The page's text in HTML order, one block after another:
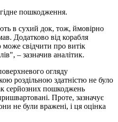
пошкодження.
в сухий док, тож, ймовірно
Додатково від корабля
свідчити про витік
‒ зазначив аналітик.
огляду
роздільною здатністю не було
серйозних пошкоджень
Проте, зазначує
не були вражені, і ця оцінка